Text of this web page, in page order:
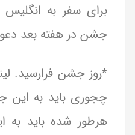
برای سفر به انگلیس
جشن در هفته بعد
*روز جشن فرارسید.
چجوری باید به این
هرطور شده باید به